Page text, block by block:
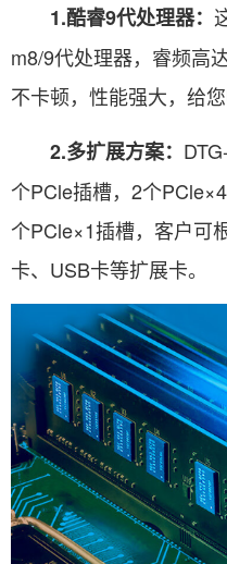
1.酷睿9代处理器：
m8/9代处理器，睿频高
不卡顿，性能强大，给
2.多扩展方案：
个PCle插槽，2个
个PCle×1插槽，客户可
卡、USB卡等扩展卡。